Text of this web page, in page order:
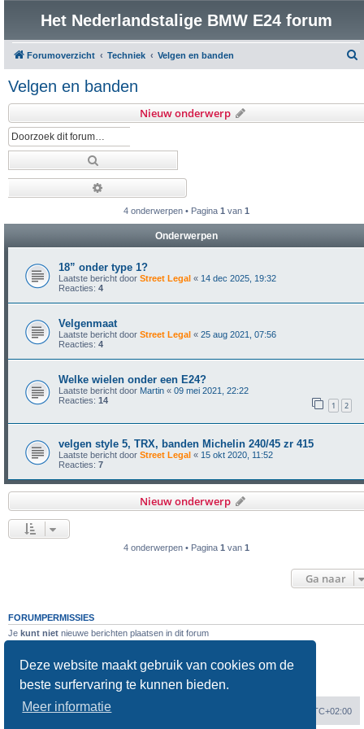
Deze website maakt gebruik van cookies om de
beste surfervaring te kunnen bieden.
Meer informatie
Het Nederlandstalige BMW E24 forum
Forumoverzicht Techniek Velgen en banden
Velgen en banden
Nieuw onderwerp
4 onderwerpen • Pagina 1 van 1
Onderwerpen
18” onder type 1?
Laatste bericht door Street Legal « 14 dec 2025, 19:32
Reacties: 4
Velgenmaat
Laatste bericht door Street Legal « 25 aug 2021, 07:56
Reacties: 4
Welke wielen onder een E24?
Laatste bericht door Martin « 09 mei 2021, 22:22
Reacties: 14 1 2
velgen style 5, TRX, banden Michelin 240/45 zr 415
Laatste bericht door Street Legal « 15 okt 2020, 11:52
Reacties: 7
Nieuw onderwerp
4 onderwerpen • Pagina 1 van 1
Ga naar
FORUMPERMISSIES
Je kunt niet nieuwe berichten plaatsen in dit forum
kunt nietje eigen berichten verwijderen in dit forum
kunt geen bijlagen plaatsen in dit forum
Forumoverzicht UTC+02:00